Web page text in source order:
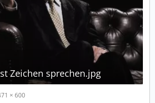
Zeichen sprechen.jpg
× 600